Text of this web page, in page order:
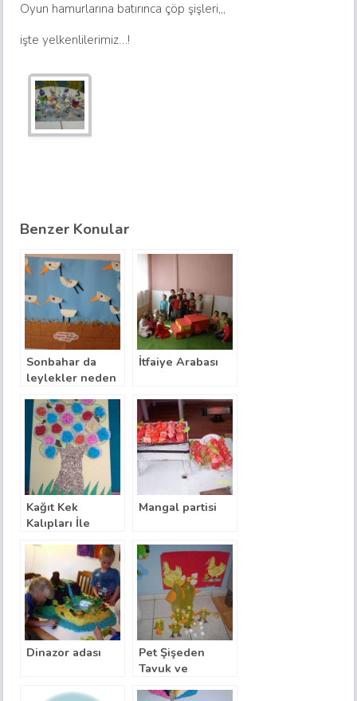
Oyun hamurlarına batırınca çöp şişleri,,,
işte yelkenlilerimiz…!
Benzer Konular
Sonbahar da
leylekler neden
İtfaiye Arabası
Kağıt Kek
Kalıpları İle
Mangal partisi
Dinazor adası
Pet Şişeden
Tavuk ve